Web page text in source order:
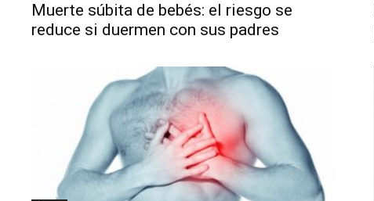
Muerte súbita de bebés: el riesgo se
reduce si duermen con sus padres